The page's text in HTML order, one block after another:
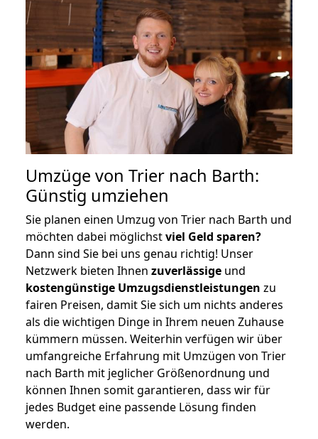
Umzüge von Trier nach Barth:
Günstig umziehen
Sie planen einen Umzug von Trier nach Barth und
möchten dabei möglichstviel Geld sparen?
Dann sind Sie bei uns genau richtig! Unser
Netzwerk bieten Ihnen zuverlässige und
kostengünstige Umzugsdienstleistungen zu
fairen Preisen, damit Sie sich um nichts anderes
als die wichtigen Dinge in Ihrem neuen Zuhause
kümmern müssen. Weiterhin verfügen wir über
umfangreiche Erfahrung mit Umzügen von Trier
nach Barth mit jeglicher Größenordnung und
können Ihnen somit garantieren, dass wir für
jedes Budget eine passende Lösung finden
werden.